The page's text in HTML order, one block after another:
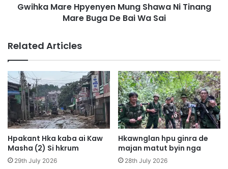
i
N
l
u
W
a
e
n
y
e
n
M
u
n
g
S
h
Gwihka Mare Hpyenyen Mung Shawa Ni Tinang
Mare Buga De Bai Wa Sai
Related Articles
Hpakant Hka kaba ai Kaw
Masha (2) Si hkrum
29th July 2026
Hkawnglan hpu ginra de
majan matut byin nga
28th July 2026